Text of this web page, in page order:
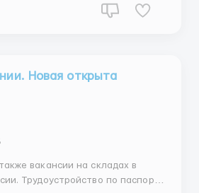
Новая открыта
Трудоустройство по паспорту